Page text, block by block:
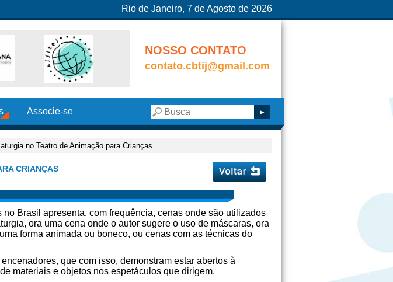
Rio de Janeiro, 7 de Agosto de 2026
NOSSO CONTATO
contato.cbtij@gmail.com
Associe-se
no Teatro de Animação para Crianças
CRIANÇAS
Brasil apresenta, com frequência, cenas onde são utilizados
ora uma cena onde o autor sugere o uso de máscaras, ora
forma animada ou boneco, ou cenas com as técnicas do
que com isso, demonstram estar abertos à
materiais e objetos nos espetáculos que dirigem.